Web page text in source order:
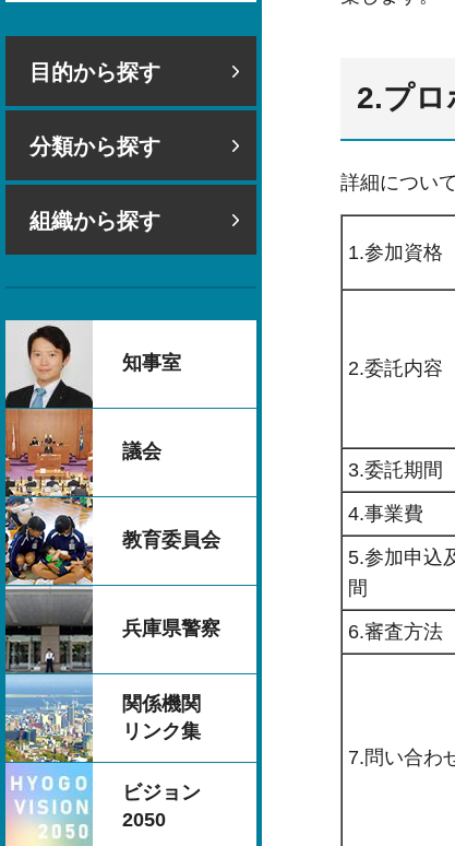
目的から探す
分類から探す
組織から探す
知事室
議会
教育委員会
兵庫県警察
関係機関
リンク集
ビジョン
2050
2.プロ
詳細につい
1.参加資格
2.委託内容
3.委託期間
4.事業費
5.参加申込
間
6.審査方法
7.問い合わ